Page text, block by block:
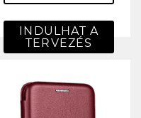
INDULHAT A
TERVEZÉS